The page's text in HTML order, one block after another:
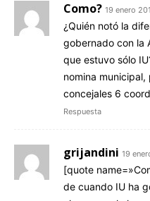
Como? 19 enero
¿Quién notó la
gobernado con la
que estuvo sólo
nomina
concejales 6
Respuesta
grijandini 19
[quote
de cuando IU ha